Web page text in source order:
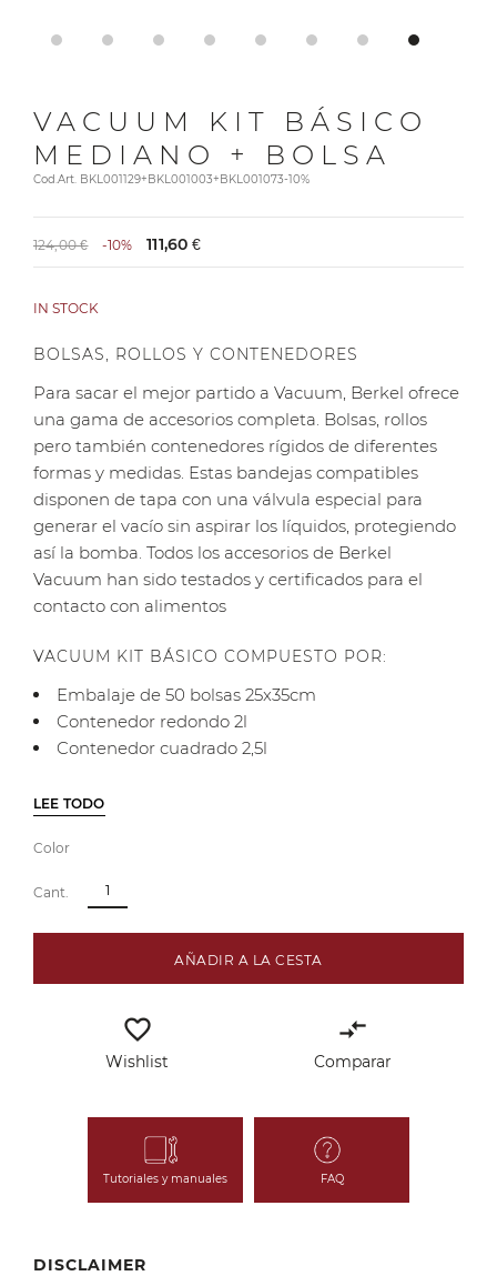
VACUUM KIT BÁSICO
MEDIANO + BOLSA
Cod.Art. BKL001129+BKL001003+BKL001073-10%
124,00 € -10% 111,60 €
IN STOCK
BOLSAS, ROLLOS Y CONTENEDORES
Para sacar el mejor partido a Vacuum, Berkel ofrece
una gama de accesorios completa. Bolsas, rollos
pero también contenedores rígidos de diferentes
formas y medidas. Estas bandejas compatibles
disponen de tapa con una válvula especial para
generar el vacío sin aspirar los líquidos, protegiendo
así la bomba. Todos los accesorios de Berkel
Vacuum han sido testados y certificados para el
contacto con alimentos
VACUUM KIT BÁSICO COMPUESTO POR:
Embalaje de 50 bolsas 25x35cm
Contenedor redondo 2l
Contenedor cuadrado 2,5l
LEE TODO
Color
Cant.
AÑADIR A LA CESTA
favorite_border
Wishlist
compare_arrows
Comparar
Tutoriales y manuales FAQ
DISCLAIMER